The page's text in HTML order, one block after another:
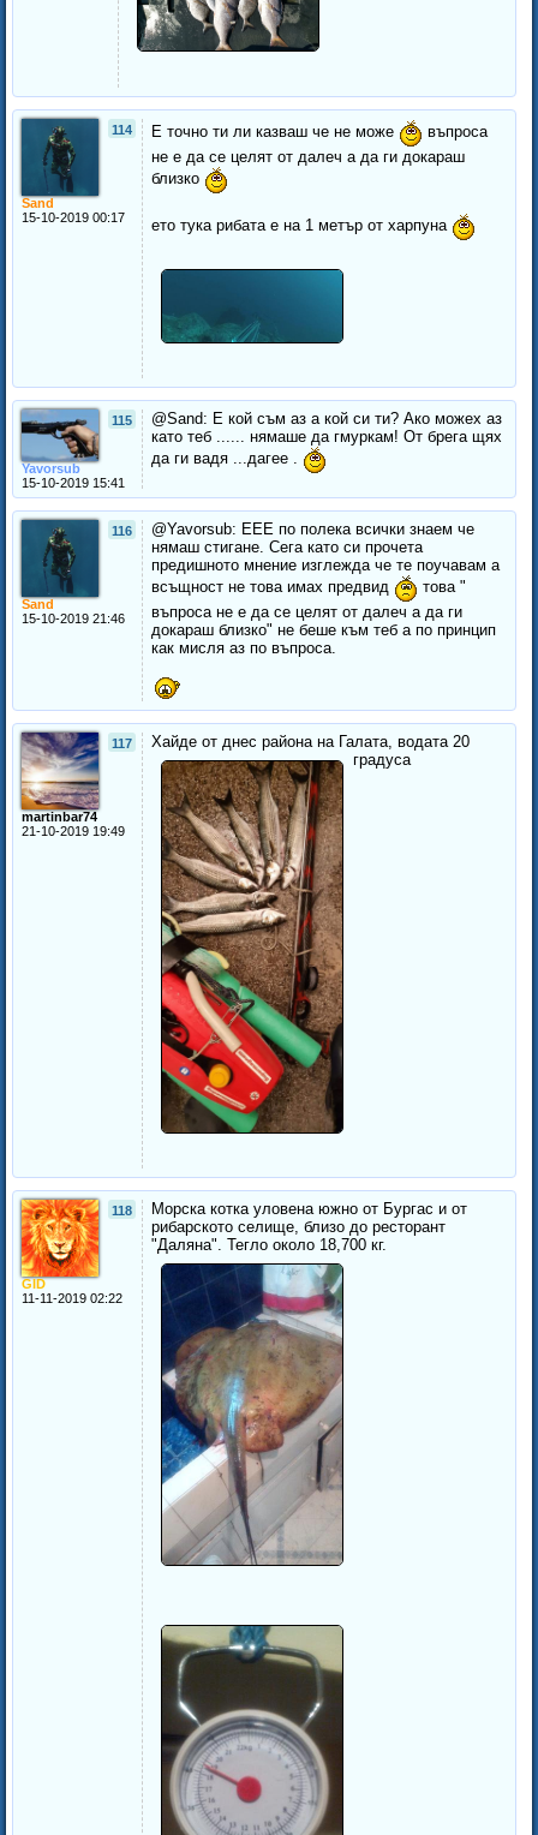
114
Sand
15-10-2019 00:17
Е точно ти ли казваш че не може
въпроса
не е да се целят от далеч а да ги докараш
близко
ето тука рибата е на 1 метър от харпуна
115
Yavorsub
15-10-2019 15:41
@Sand: E кой съм аз а кой си ти? Ако можех аз
като теб ...... нямаше да гмуркам! От брега щях
да ги вадя ...дагее .
116
Sand
15-10-2019 21:46
@Yavorsub: ЕЕЕ по полека всички знаем че
нямаш стигане. Сега като си прочета
предишното мнение изглежда че те поучавам а
всъщност не това имах предвид
това "
въпроса не е да се целят от далеч а да ги
докараш близко" не беше към теб а по принцип
как мисля аз по въпроса.
117
martinbar74
21-10-2019 19:49
Хайде от днес района на Галата, водата 20
градуса
118
GID
11-11-2019 02:22
Морска котка уловена южно от Бургас и от
рибарското селище, близо до ресторант
"Даляна". Тегло около 18,700 кг.